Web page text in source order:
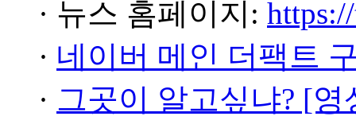
· 뉴스 홈페이지:
· 네이버 메인 더팩트
· 그곳이 알고싶냐? [